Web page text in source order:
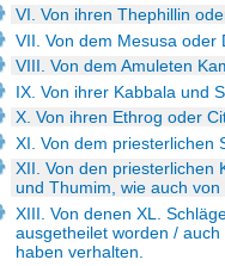
VI. Von ihren Thephillin
VII. Von dem Mesusa
VIII. Von dem Amuleten
IX. Von ihrer Kabbala und
X. Von ihren Ethrog oder
XI. Von dem priesterlichen
XII. Von den priesterlichen
und Thumim, wie auch
XIII. Von denen XL.
ausgetheilet worden /
haben verhalten.